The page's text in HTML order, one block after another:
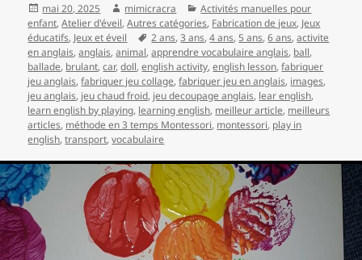
Publié
le
mai 20, 2025 Auteur
mimicracra Catégories
Activités manuelles pour
enfant,Atelier d'éveil,Autres catégories, Fabrication de jeux, Jeux
éducatifs, Jeux et éveil
Mots-
clés
2 ans,3 ans,4 ans,5 ans,6 ans,activite
en anglais,anglais,animal,apprendre vocabulaire anglais, ball,
ballade, brulant,car,doll,english activity,english lesson,fabriquer
jeu anglais,fabriquer jeu collage,fabriquer jeu en anglais, images,
jeu anglais, jeu chaud froid, jeu decoupage anglais, lear english,
learn english by playing, learning english, meilleur article, meilleurs
articles, méthode en 3 temps Montessori, montessori, play in
english,transport,vocabulaire